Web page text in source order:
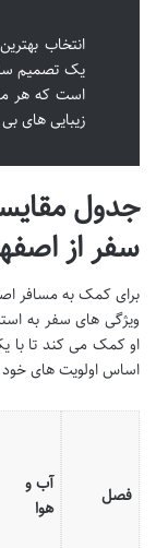
انتخاب
یک تصمیم
است که هر
زیبایی های
جدول
سفر از
برای کمک به مسافر
ویژگی های سفر به
او کمک می کند تا با
اساس اولویت های خود
فصل
آب و
هوا